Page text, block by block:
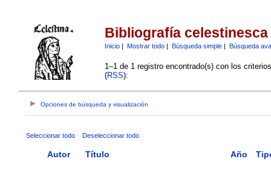
Bibliografía celestinesca
Inicio| Mostrar todo| Búsqueda simple| Búsqueda
1–1 de 1 registro encontrado(s) con los
(RSS):
Opciones de búsqueda y visualización
Seleccionar todo Deseleccionar todo
Autor Título Año